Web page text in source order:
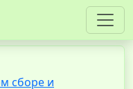
сборе и